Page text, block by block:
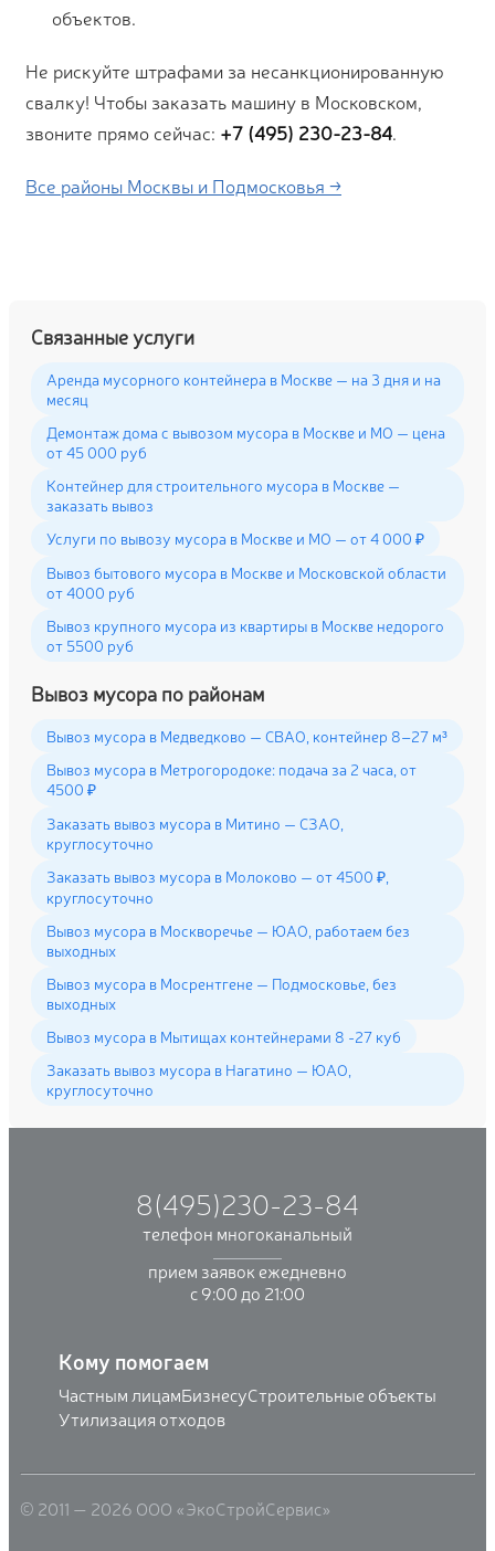
объектов.
Не рискуйте штрафами за несанкционированную
свалку! Чтобы заказать машину в Московском,
звоните прямо сейчас: +7 (495) 230-23-84.
Все районы Москвы и Подмосковья →
Связанные услуги
Аренда мусорного контейнера в Москве — на 3 дня и на
месяц
Демонтаж дома с вывозом мусора в Москве и МО — цена
от 45 000 руб
Контейнер для строительного мусора в Москве —
заказать вывоз
Услуги по вывозу мусора в Москве и МО — от 4 000 ₽
Вывоз бытового мусора в Москве и Московской области
от 4000 руб
Вывоз крупного мусора из квартиры в Москве недорого
от 5500 руб
Вывоз мусора по районам
Вывоз мусора в Медведково — СВАО, контейнер 8–27 м³
Вывоз мусора в Метрогородоке: подача за 2 часа, от
4500 ₽
Заказать вывоз мусора в Митино — СЗАО,
круглосуточно
Заказать вывоз мусора в Молоково — от 4500 ₽,
круглосуточно
Вывоз мусора в Москворечье — ЮАО, работаем без
выходных
Вывоз мусора в Мосрентгене — Подмосковье, без
выходных
Вывоз мусора в Мытищах контейнерами 8 -27 куб
Заказать вывоз мусора в Нагатино — ЮАО,
круглосуточно
8(495)230-23-84
телефон многоканальный
прием заявок ежедневно
с 9:00 до 21:00
Кому помогаем
Частным лицамБизнесуСтроительные объекты
Утилизация отходов
© 2011 — 2026 ООО «ЭкоСтройСервис»